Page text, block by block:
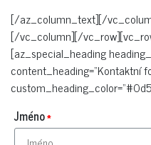
[/az_column_text][/
[/vc_column][/
[az_special_heading
content_heading=“Kontaktní
Jméno